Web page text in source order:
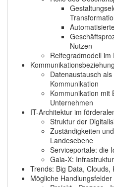
Nutzen
Reifegradmodell
Datenaustausch
Kommunikation
Kommunikation mit
Unternehmen
IT-Architektur im
Struktur der
Zuständigkeiten
Landesebene
Serviceportale: die
Gaia-X:
Trends: Big Data, Clouds,
Mögliche